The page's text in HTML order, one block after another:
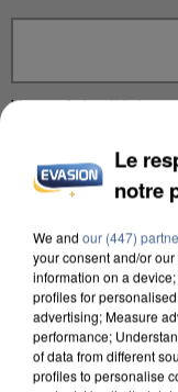
Votre n° de téléphone
Votre message*
Le
notre
We and our (447)
your consent and/or
information on a
profiles for
advertising; Measure
performance;
of data from different
profiles to personalise